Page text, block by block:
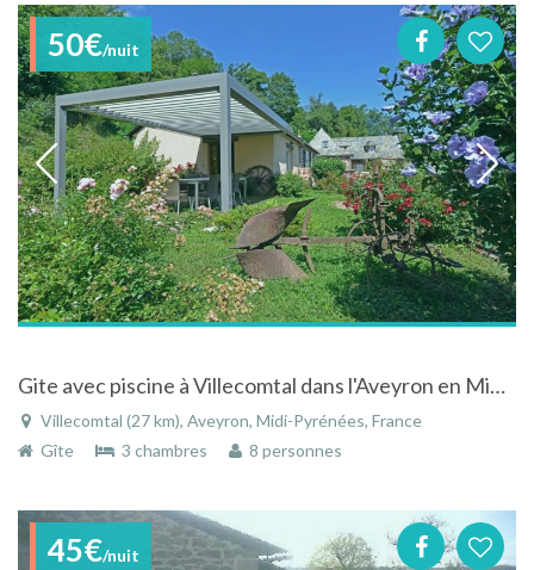
50€/nuit
Gite avec piscine à Villecomtal dans l'Aveyron en Midi-Pyrénées
Villecomtal (27 km), Aveyron, Midi-Pyrénées, France
Gîte
3 chambres 8 personnes
45€/nuit